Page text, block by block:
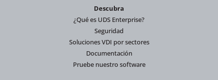
Descubra
¿Qué es UDS Enterprise?
Seguridad
Soluciones VDI por sectores
Documentación
Pruebe nuestro software